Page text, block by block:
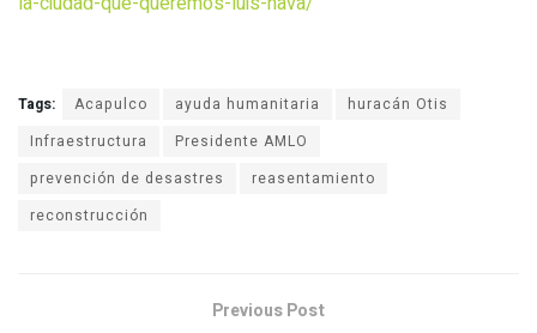
Tags: Acapulco ayuda humanitaria
huracán Otis
Infraestructura
Presidente AMLO
prevención de desastres
reasentamiento
reconstrucción
Previous Post